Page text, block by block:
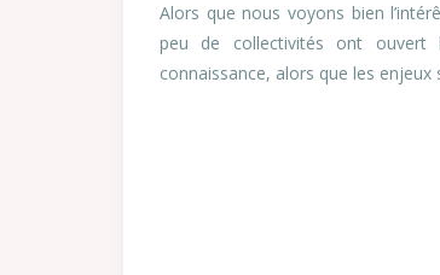
Alors que nous voyons bien
peu de collectivités ont ouvert
connaissance, alors que les